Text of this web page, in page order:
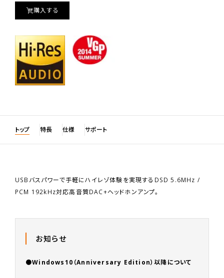
購入する
トップ 特長 仕様 サポート
USBバスパワーで手軽にハイレゾ体験を実現するDSD 5.6MHz /
PCM 192kHz対応高音質DAC+ヘッドホンアンプ。
お知らせ
●Windows10（Anniversary Edition）以降について